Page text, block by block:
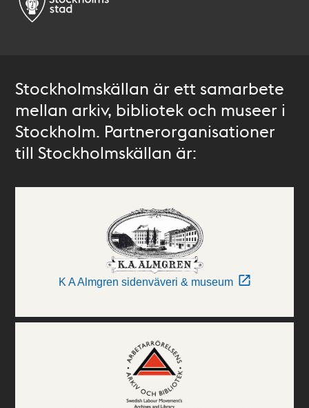
Stockholmskällan är ett samarbete
mellan arkiv, bibliotek och museer i
Stockholm. Partnerorganisationer
till Stockholmskällan är:
K A Almgren sidenväveri & museum